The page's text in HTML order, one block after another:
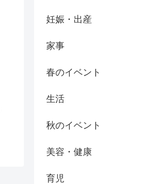
妊娠・出産
家事
春のイベント
生活
秋のイベント
美容・健康
育児